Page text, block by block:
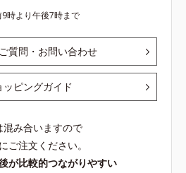
9時より午後7時まで
質問・お問い合わせ
ッピングガイド
混み合いますので
ご注文ください。
が比較的つながりやすい